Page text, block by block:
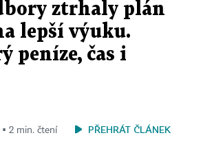
ztrhaly plán
lepší výuku.
peníze, čas i
▪ 2 min. čtení PŘEHRÁT ČLÁNEK